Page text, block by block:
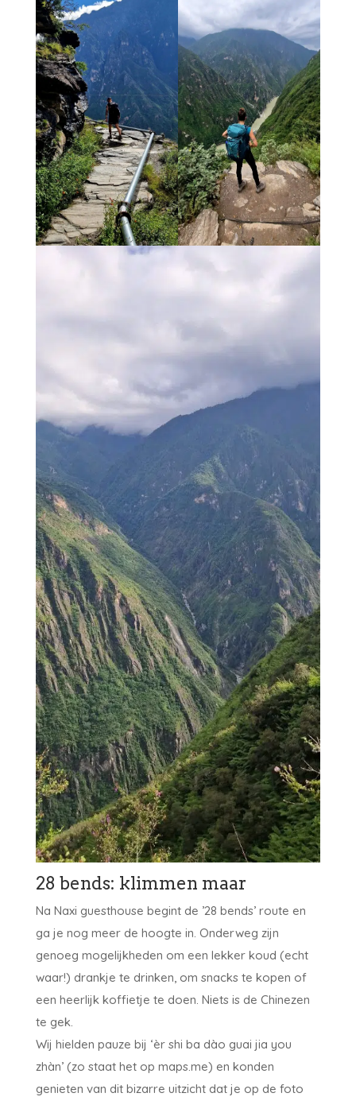
28 bends: klimmen maar
Na Naxi guesthouse begint de ’28 bends’ route en
ga je nog meer de hoogte in. Onderweg zijn
genoeg mogelijkheden om een lekker koud (echt
waar!) drankje te drinken, om snacks te kopen of
een heerlijk koffietje te doen. Niets is de Chinezen
te gek.
Wij hielden pauze bij ‘èr shi ba dào guai jia you
zhàn’ (zo staat het op maps.me) en konden
genieten van dit bizarre uitzicht dat je op de foto